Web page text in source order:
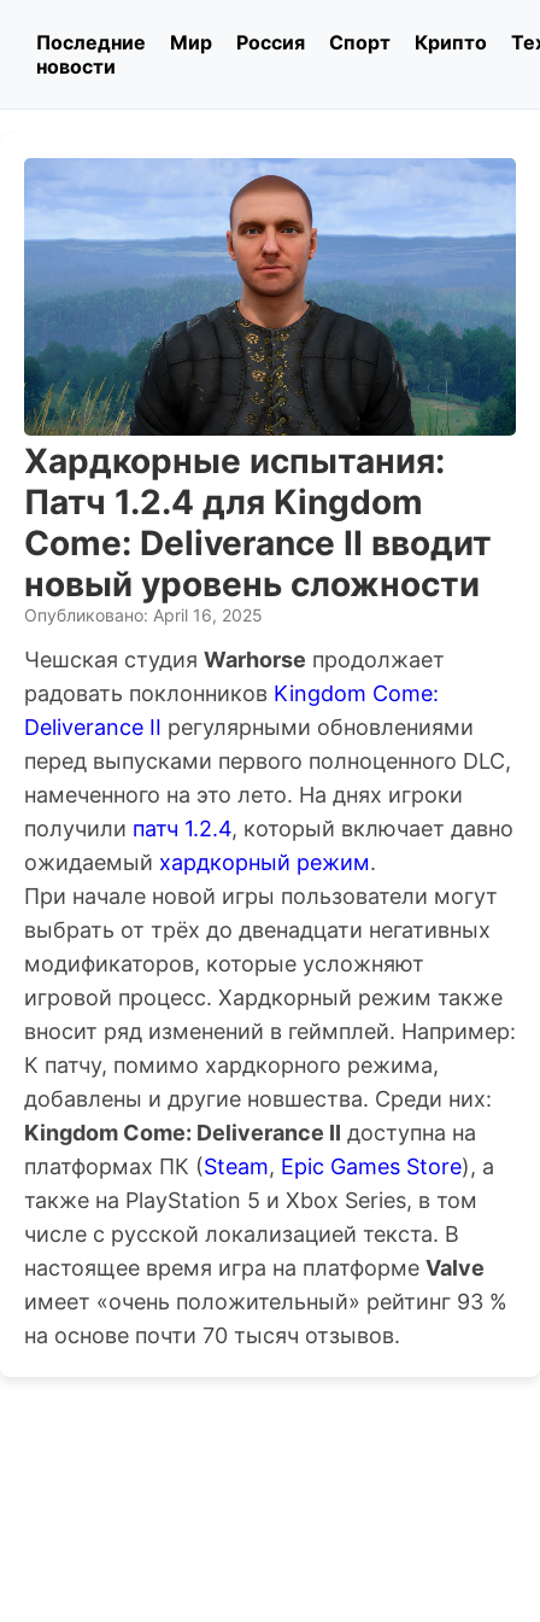
Последние
новости
Мир Россия Спорт Крипто
Хардкорные испытания:
Патч 1.2.4 для Kingdom
Come: Deliverance II вводит
новый уровень сложности
Опубликовано: April 16, 2025
Чешская студия Warhorse продолжает
радовать поклонников Kingdom Come:
Deliverance II регулярными обновлениями
перед выпусками первого полноценного DLC,
намеченного на это лето. На днях игроки
получили патч 1.2.4, который включает давно
ожидаемый хардкорный режим.
При начале новой игры пользователи могут
выбрать от трёх до двенадцати негативных
модификаторов, которые усложняют
игровой процесс. Хардкорный режим также
вносит ряд изменений в геймплей. Например:
К патчу, помимо хардкорного режима,
добавлены и другие новшества. Среди них:
Kingdom Come: Deliverance II доступна на
платформах ПК (Steam, Epic Games Store), а
также на PlayStation 5 и Xbox Series, в том
числе с русской локализацией текста. В
настоящее время игра на платформе Valve
имеет «очень положительный» рейтинг 93 %
на основе почти 70 тысяч отзывов.